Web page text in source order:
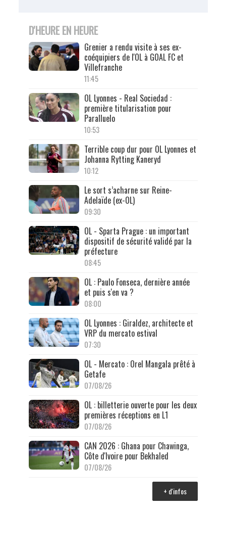
D'HEURE EN HEURE
Grenier a rendu visite à ses ex-
coéquipiers de l'OL à GOAL FC et
Villefranche
11:45
OL Lyonnes - Real Sociedad :
première titularisation pour
Paralluelo
10:53
Terrible coup dur pour OL Lyonnes et
Johanna Rytting Kaneryd
10:12
Le sort s’acharne sur Reine-
Adelaïde (ex-OL)
09:30
OL - Sparta Prague : un important
dispositif de sécurité validé par la
préfecture
08:45
OL : Paulo Fonseca, dernière année
et puis s'en va ?
08:00
OL Lyonnes : Giraldez, architecte et
VRP du mercato estival
07:30
OL - Mercato : Orel Mangala prêté à
Getafe
07/08/26
OL : billetterie ouverte pour les deux
premières réceptions en L1
07/08/26
CAN 2026 : Ghana pour Chawinga,
Côte d'Ivoire pour Bekhaled
07/08/26
+ d'infos